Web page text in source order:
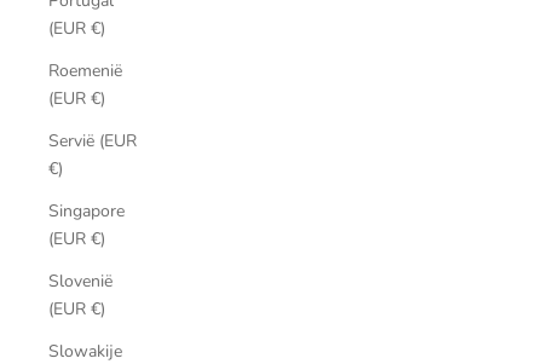
(EUR €)
Roemenië
(EUR €)
Servië (EUR
€)
Singapore
(EUR €)
Slovenië
(EUR €)
Slowakije